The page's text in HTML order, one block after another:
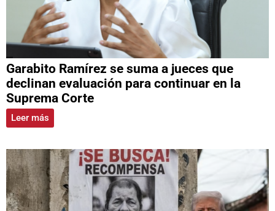
Garabito Ramírez se suma a jueces que
declinan evaluación para continuar en la
Suprema Corte
Leer más